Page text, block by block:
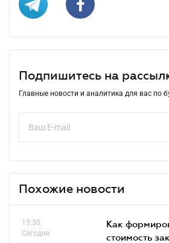
Подпишитесь на
Главные новости и аналитика для вас по
Похожие новости
15.30
Сегодня
Как
стоимость